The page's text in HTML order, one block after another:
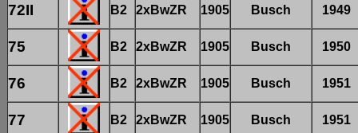
72II B2 2xBwZR 1905 Busch 1949
75 B2 2xBwZR 1905 Busch 1950
76 B2 2xBwZR 1905 Busch 1951
77 B2 2xBwZR 1905 Busch 1951